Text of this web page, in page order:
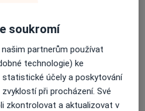
jsou pro nás důležité.
možnost zaplatit za
změnu recenze pacienta.
Další informace o názorech
soukromí
partnerům používat
technologie) ke
účely a poskytování
při procházení. Své
zkontrolovat a aktualizovat v